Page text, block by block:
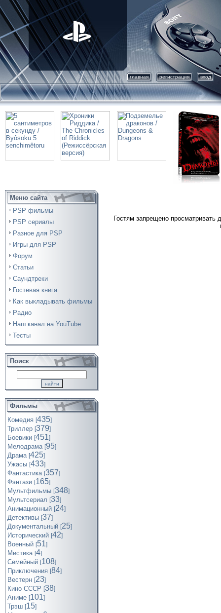
главная регистрация вход
Меню сайта
PSP фильмы
PSP сериалы
Разное для PSP
Игры для PSP
Форум
Статьи
Саундтреки
Гостевая книга
Как выкладывать фильмы
Радио
Наш канал на YouTube
Тесты
Поиск
Фильмы
Комедия [435]
Триллер [379]
Боевики [451]
Мелодрама [95]
Драма [425]
Ужасы [433]
Фантастика [357]
Фэнтази [165]
Мультфильмы [348]
Мультсериал [33]
Анимационный [24]
Детективы [37]
Документальный [25]
Исторический [42]
Военный [51]
Мистика [4]
Семейный [108]
Приключения [84]
Вестерн [23]
Кино СССР [38]
Аниме [101]
Трэш [15]
Гостям запрещено просматривать